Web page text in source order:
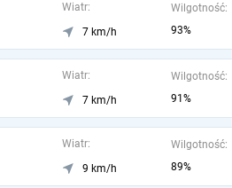
Wiatr:
7 km/h
Wilgotność:
93%
Wiatr:
7 km/h
Wilgotność:
91%
Wiatr:
9 km/h
Wilgotność:
89%